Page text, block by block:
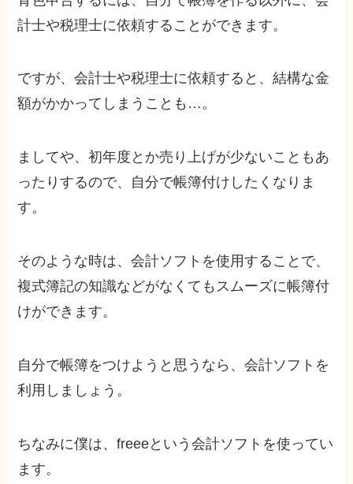
計士や税理士に依頼することができます。
ですが、会計士や税理士に依頼すると、結構な金
額がかかってしまうことも…。
ましてや、初年度とか売り上げが少ないこともあ
ったりするので、自分で帳簿付けしたくなりま
す。
そのような時は、会計ソフトを使用することで、
複式簿記の知識などがなくてもスムーズに帳簿付
けができます。
自分で帳簿をつけようと思うなら、会計ソフトを
利用しましょう。
ちなみに僕は、freeeという会計ソフトを使ってい
ます。